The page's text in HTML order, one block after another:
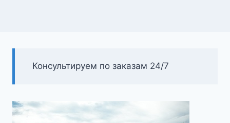
Консультируем по заказам 24/7